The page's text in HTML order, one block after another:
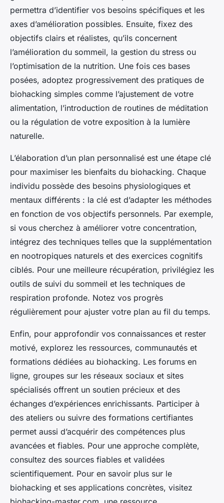
permettra d’identifier vos besoins spécifiques et les
axes d’amélioration possibles. Ensuite, fixez des
objectifs clairs et réalistes, qu’ils concernent
l’amélioration du sommeil, la gestion du stress ou
l’optimisation de la nutrition. Une fois ces bases
posées, adoptez progressivement des pratiques de
biohacking simples comme l’ajustement de votre
alimentation, l’introduction de routines de méditation
ou la régulation de votre exposition à la lumière
naturelle.
L’élaboration d’un plan personnalisé est une étape clé
pour maximiser les bienfaits du biohacking. Chaque
individu possède des besoins physiologiques et
mentaux différents : la clé est d’adapter les méthodes
en fonction de vos objectifs personnels. Par exemple,
si vous cherchez à améliorer votre concentration,
intégrez des techniques telles que la supplémentation
en nootropiques naturels et des exercices cognitifs
ciblés. Pour une meilleure récupération, privilégiez les
outils de suivi du sommeil et les techniques de
respiration profonde. Notez vos progrès
régulièrement pour ajuster votre plan au fil du temps.
Enfin, pour approfondir vos connaissances et rester
motivé, explorez les ressources, communautés et
formations dédiées au biohacking. Les forums en
ligne, groupes sur les réseaux sociaux et sites
spécialisés offrent un soutien précieux et des
échanges d’expériences enrichissants. Participer à
des ateliers ou suivre des formations certifiantes
permet aussi d’acquérir des compétences plus
avancées et fiables. Pour une approche complète,
consultez des sources fiables et validées
scientifiquement. Pour en savoir plus sur le
biohacking et ses applications concrètes, visitez